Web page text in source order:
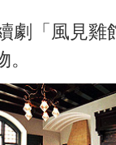
劇「風見雞